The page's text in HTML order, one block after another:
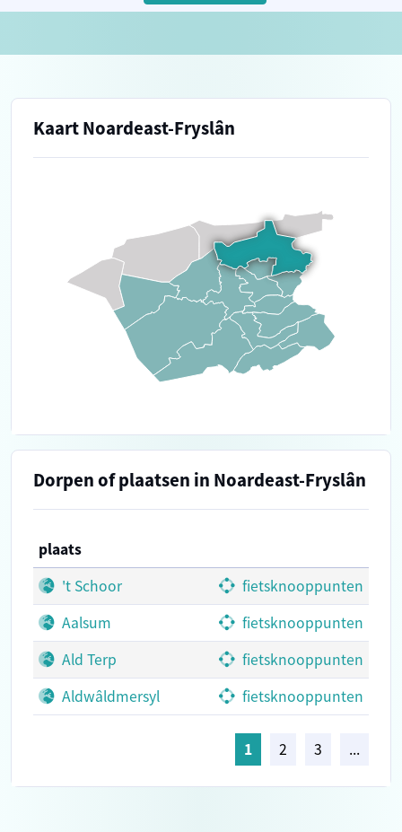
Kaart Noardeast-Fryslân
Dorpen of plaatsen in Noardeast-Fryslân
plaats
't Schoor
fietsknooppunten
Aalsum
fietsknooppunten
Ald Terp
fietsknooppunten
Aldwâldmersyl
fietsknooppunten
1 2 3 ...